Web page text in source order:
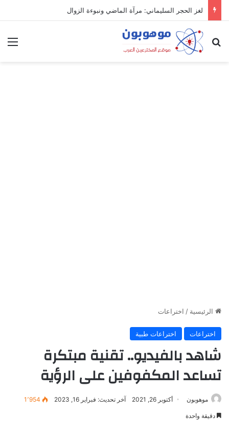
لغز الحجر السليماني: مرآة الماضي ونبوءة الزوال
بحث عن
الرئيسية / اختراعات
اختراعات اختراعات طبية
شاهد بالفيديو.. تقنية مبتكرة
تساعد المكفوفين على الرؤية
موهوبون أكتوبر 26, 2021 آخر تحديث: فبراير 16, 2023 1٬954
دقيقة واحدة